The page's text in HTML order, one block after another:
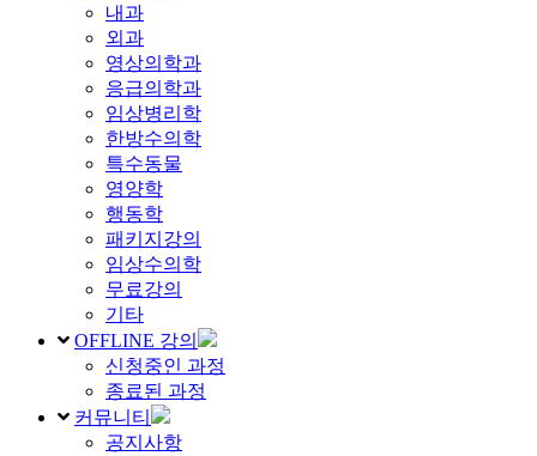
내과
외과
영상의학과
응급의학과
임상병리학
한방수의학
특수동물
영양학
행동학
패키지강의
임상수의학
무료강의
기타
OFFLINE 강의
신청중인 과정
종료된 과정
커뮤니티
공지사항